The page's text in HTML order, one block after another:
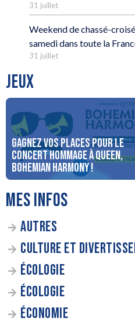
31 juillet
Weekend de chassé-
samedi dans toute la
31 juillet
JEUX
Gagnez vos places pour le
concert Hommage à Queen,
Bohemian Harmony !
MES INFOS
AUTRES
CULTURE ET
ÉCOLOGIE
ÉCOLOGIE
ÉCONOMIE